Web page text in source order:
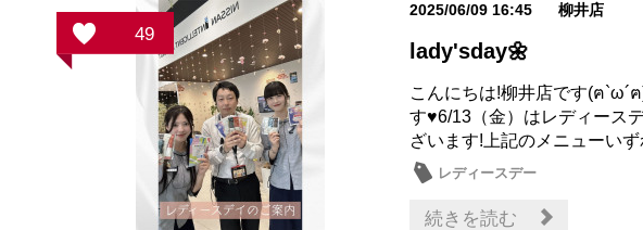
49
2025/06/09 16:45 柳井店
lady'sday🌼
こんにちは!柳井店です(ฅ`ω´
す♥6/13（金）はレディース
ざいます!上記のメニューいず
レディースデー
続きを読む